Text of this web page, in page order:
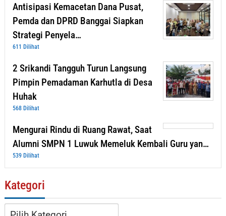
Antisipasi Kemacetan Dana Pusat,
Pemda dan DPRD Banggai Siapkan
Strategi Penyela…
611 Dilihat
2 Srikandi Tangguh Turun Langsung
Pimpin Pemadaman Karhutla di Desa
Huhak
568 Dilihat
Mengurai Rindu di Ruang Rawat, Saat
Alumni SMPN 1 Luwuk Memeluk Kembali Guru yan…
539 Dilihat
Kategori
Kategori